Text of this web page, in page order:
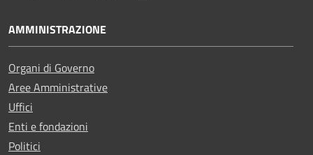
AMMINISTRAZIONE
Organi di Governo
Aree Amministrative
Uffici
Enti e fondazioni
Politici